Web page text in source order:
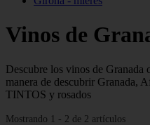
Vinos de
Descubre los vinos de
manera de descubrir Granada,
TINTOS y rosados
Mostrando 1 - 2 de 2 artículos